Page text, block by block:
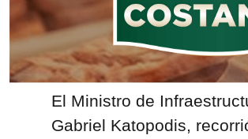
El Ministro de
Gabriel Katopodis,